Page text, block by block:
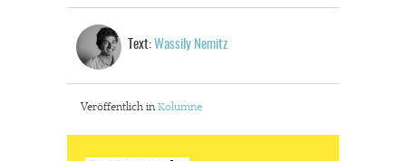
Text: Wassily Nemitz
Veröffentlich in Kolumne